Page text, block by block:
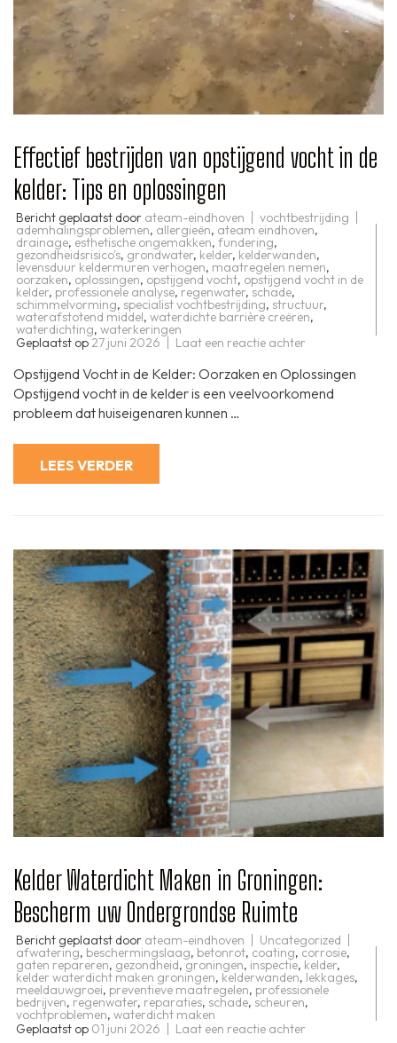
Effectief bestrijden van opstijgend vocht in de
kelder: Tips en oplossingen
Bericht geplaatst door ateam-eindhoven vochtbestrijding
ademhalingsproblemen, allergieën, ateam eindhoven,
drainage, esthetische ongemakken, fundering,
gezondheidsrisico's, grondwater, kelder, kelderwanden,
levensduur keldermuren verhogen, maatregelen nemen,
oorzaken, oplossingen, opstijgend vocht, opstijgend vocht in de
kelder, professionele analyse,regenwater, schade,
schimmelvorming, specialist vochtbestrijding, structuur,
waterafstotend middel, waterdichte barrière creëren,
waterdichting, waterkeringen
Geplaatst op 27 juni 2026 Laat een reactie achter
bestrijden
van
opstijgend
vocht
Opstijgend Vocht in de Kelder: Oorzaken en Oplossingen
Opstijgend vocht in de kelder is een veelvoorkomend
probleem dat huiseigenaren kunnen …
LEES VERDER
Kelder Waterdicht Maken in Groningen:
Bescherm uw Ondergrondse Ruimte
Bericht geplaatst door ateam-eindhoven Uncategorized
afwatering, beschermingslaag, betonrot, coating, corrosie,
gaten repareren, gezondheid,groningen, inspectie, kelder,
kelder waterdicht maken groningen, kelderwanden, lekkages,
meeldauwgroei, preventieve maatregelen, professionele
bedrijven, regenwater, reparaties, schade, scheuren,
vochtproblemen, waterdicht maken
Geplaatst op 01 juni 2026 Laat een reactie achter